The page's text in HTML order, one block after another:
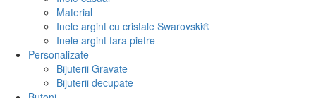
Material
Inele argint cu cristale Swarovski®
Inele argint fara pietre
Personalizate
Bijuterii Gravate
Bijuterii decupate